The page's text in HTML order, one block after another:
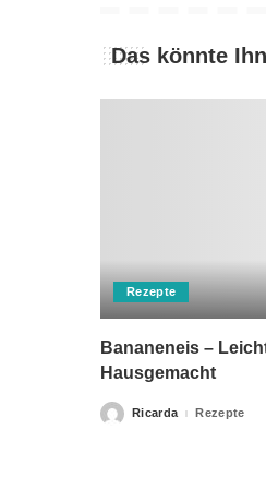
Das könnte
Rezepte
Bananeneis –
Hausgemacht
PostedRicarda Rezepte